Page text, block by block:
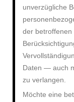
unverzügliche
der betroffenen
Daten — auch
zu verlangen.
Möchte eine